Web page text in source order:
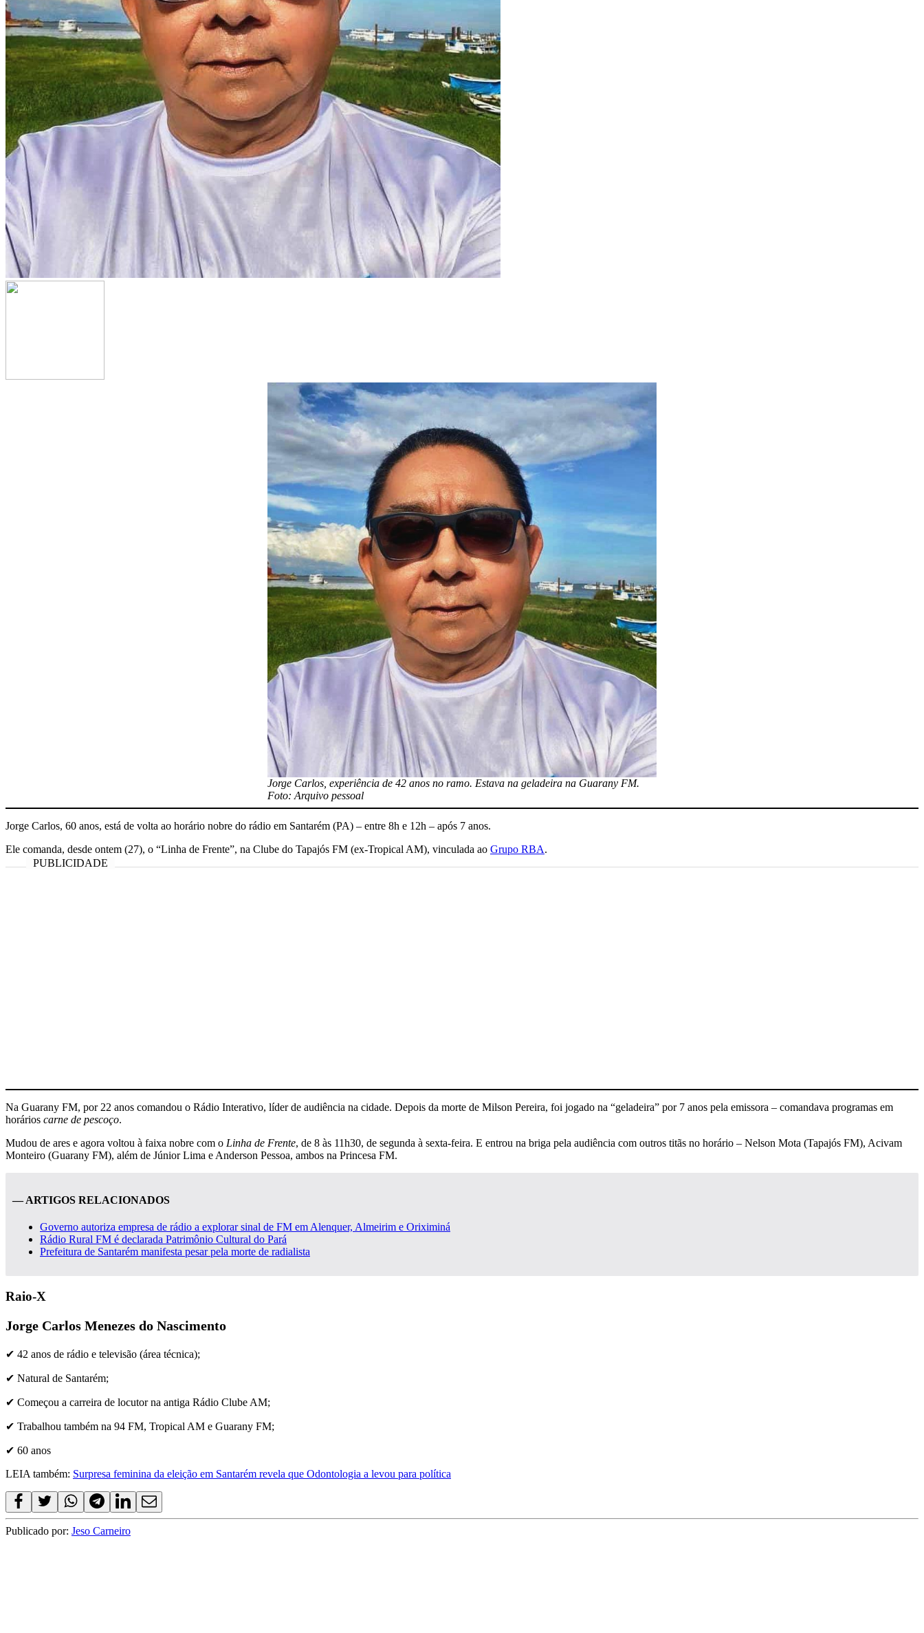
Jorge Carlos, experiência de 42 anos no ramo. Estava na geladeira na Guarany FM.
Foto: Arquivo pessoal
Jorge Carlos, 60 anos, está de volta ao horário nobre do rádio em Santarém (PA) – entre 8h e 12h – após 7 anos.
Ele comanda, desde ontem (27), o “Linha de Frente”, na Clube do Tapajós FM (ex-Tropical AM), vinculada ao Grupo RBA.
Na Guarany FM, por 22 anos comandou o Rádio Interativo, líder de audiência na cidade. Depois da morte de Milson Pereira, foi jogado na “geladeira” por 7 anos pela emissora – comandava programas em
horários carne de pescoço.
Mudou de ares e agora voltou à faixa nobre com o Linha de Frente, de 8 às 11h30, de segunda à sexta-feira. E entrou na briga pela audiência com outros titãs no horário – Nelson Mota (Tapajós FM), Acivam
Monteiro (Guarany FM), além de Júnior Lima e Anderson Pessoa, ambos na Princesa FM.
— ARTIGOS RELACIONADOS
Governo autoriza empresa de rádio a explorar sinal de FM em Alenquer, Almeirim e Oriximiná
Rádio Rural FM é declarada Patrimônio Cultural do Pará
Prefeitura de Santarém manifesta pesar pela morte de radialista
Raio-X
Jorge Carlos Menezes do Nascimento
✔ 42 anos de rádio e televisão (área técnica);
✔ Natural de Santarém;
✔ Começou a carreira de locutor na antiga Rádio Clube AM;
✔ Trabalhou também na 94 FM, Tropical AM e Guarany FM;
✔ 60 anos
LEIA também: Surpresa feminina da eleição em Santarém revela que Odontologia a levou para política
Publicado por: Jeso Carneiro